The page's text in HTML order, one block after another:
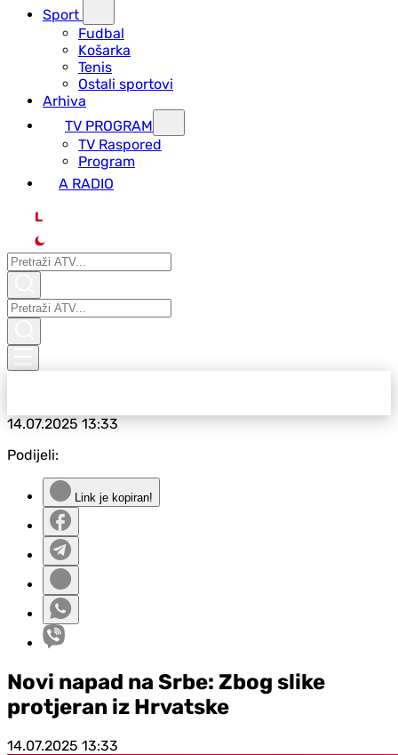
Sport
Fudbal
Košarka
Tenis
Ostali sportovi
Arhiva
TV PROGRAM
ТV Raspored
Program
A RADIO
L
14.07.202513:33
Podijeli:
Link je kopiran!
Novi napad na Srbe: Zbog slike
protjeran iz Hrvatske
14.07.2025 13:33